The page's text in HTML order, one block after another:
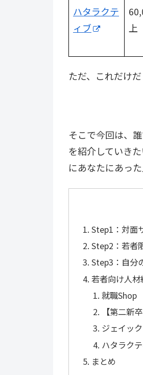
ハタラクテ
ィブ
上
ただ、これだけ
そこで今回は、
を紹介していき
にあなたにあっ
Step1：対面
Step2：若者
Step3：自分
若者向け人
就職Shop
【第二新
ジェイック
ハタラク
まとめ